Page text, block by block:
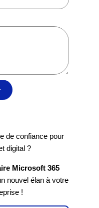
de confiance pour
digital ?
Microsoft 365
nouvel élan à votre
!